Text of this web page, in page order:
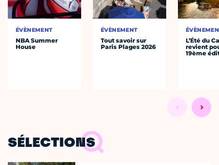
ÉVÈNEMENT
NBA Summer
House
ÉVÈNEMENT
Tout savoir sur
Paris Plages 2026
L’Été du
revient
19ème
SÉLECTIONS